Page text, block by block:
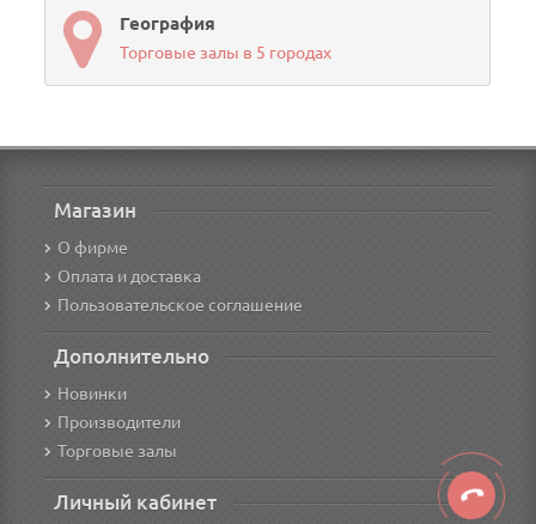
География
Торговые залы в 5 городах
Магазин
О фирме
Оплата и доставка
Пользовательское соглашение
Дополнительно
Новинки
Производители
Торговые залы
Личный кабинет